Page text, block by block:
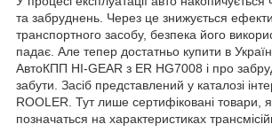
та забруднень. Через це знижується
транспортного засобу, безпека його
падає. Але тепер достатньо купити в
АвтоКПП HI-GEAR з ER HG7008 і про
забути. Засіб представлений у каталозі
ROOLER. Тут лише сертифіковані товари,
позначаться на характеристиках